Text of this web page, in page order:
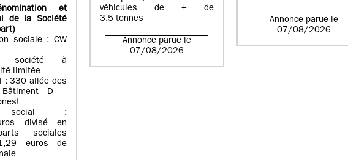
et
de la Société
)
sociale : CW
société à
limitée
: 330 allée des
D –
social :
divisé en
sociales
euros de
véhicules de + de
3.5 tonnes
Annonce parue le
07/08/2026
Annonce parue le
07/08/2026